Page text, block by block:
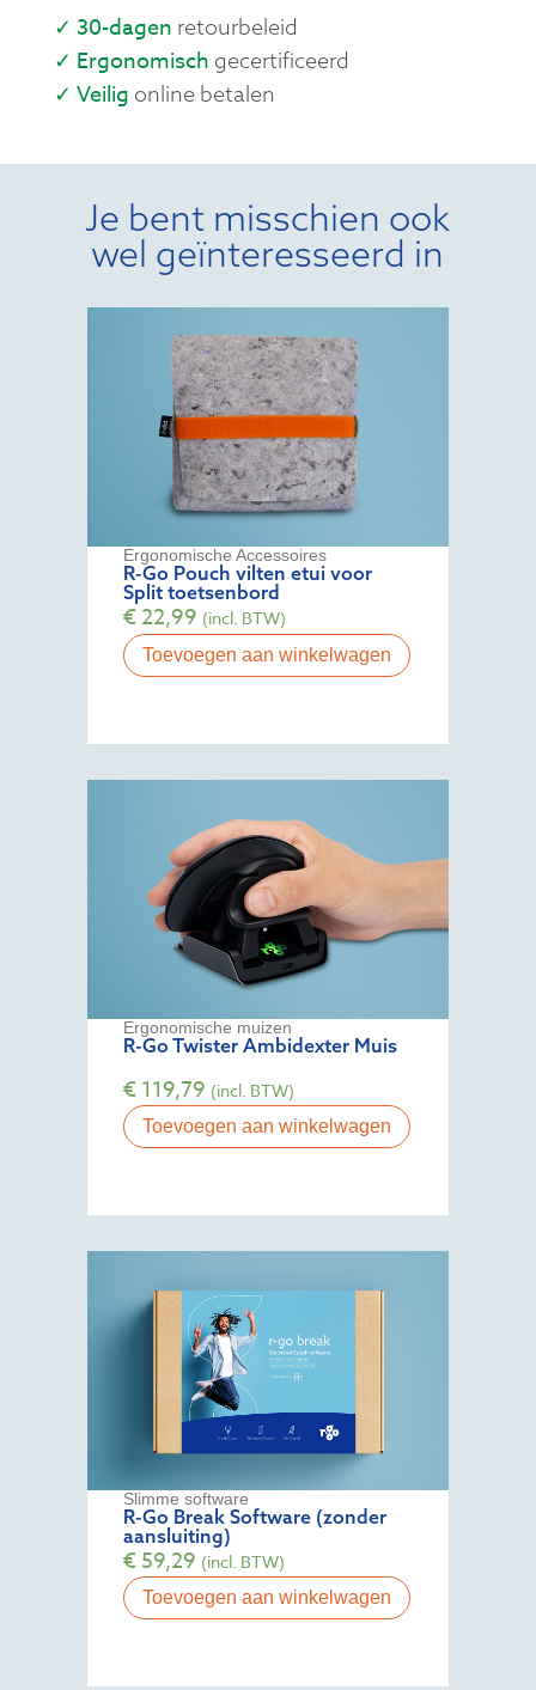
✓ 30-dagen retourbeleid
✓ Ergonomisch gecertificeerd
✓ Veilig online betalen
Je bent misschien ook
wel geïnteresseerd in
Ergonomische Accessoires
R-Go Pouch vilten etui voor
Split toetsenbord
€22,99 (incl. BTW)
Toevoegen aan winkelwagen
Ergonomische muizen
R-Go Twister Ambidexter Muis
€119,79 (incl. BTW)
Toevoegen aan winkelwagen
Slimme software
R-Go Break Software (zonder
aansluiting)
€59,29 (incl. BTW)
Toevoegen aan winkelwagen